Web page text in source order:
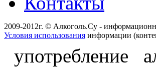
2009-2012г. © Алкоголь.Су -
Условия использования информации
употребление